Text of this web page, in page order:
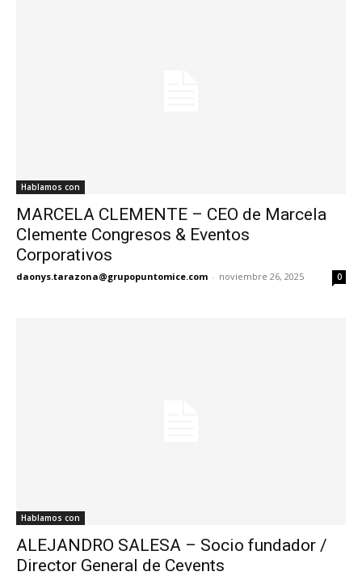
Hablamos con
MARCELA CLEMENTE – CEO de Marcela
Clemente Congresos & Eventos
Corporativos
daonys.tarazona@grupopuntomice.com - noviembre 26, 2025 0
Hablamos con
ALEJANDRO SALESA – Socio fundador /
Director General de Cevents